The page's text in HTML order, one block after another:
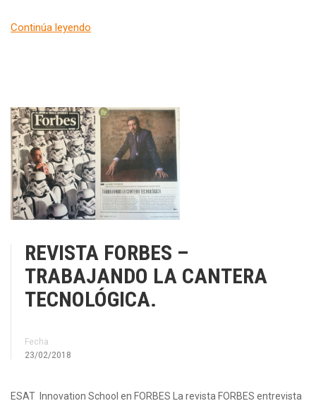
Continúa leyendo
REVISTA FORBES –
TRABAJANDO LA CANTERA
TECNOLÓGICA.
Fecha
23/02/2018
ESAT Innovation School en FORBES La revista FORBES entrevista